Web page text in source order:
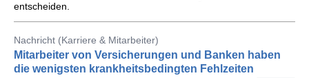
entscheiden.
Nachricht (Karriere & Mitarbeiter)
Mitarbeiter von Versicherungen und Banken haben
die wenigsten krankheitsbedingten Fehlzeiten